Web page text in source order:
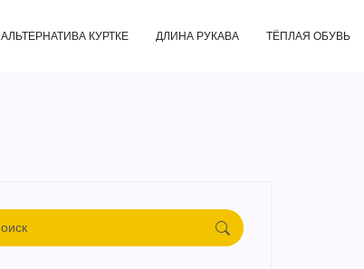
АЛЬТЕРНАТИВА КУРТКЕ ДЛИНА РУКАВА ТЁПЛАЯ ОБУВЬ